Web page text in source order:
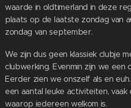
waarde in oldtimerland in deze
plaats op de laatste zondag van
zondag van september.
We zijn dus geen klassiek clubje
clubwerking. Evenmin zijn we een
Eerder zien we onszelf als en
een aantal leuke activiteiten,
waarop iedereen welkom is.